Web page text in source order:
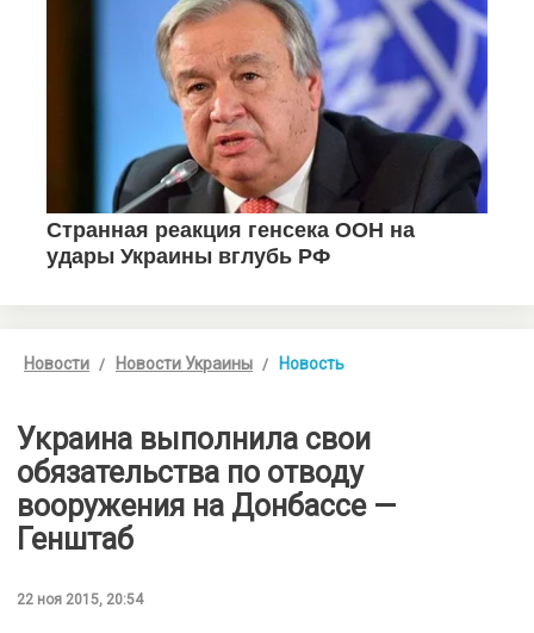
Новости Новости Украины Новость
Украина выполнила свои
обязательства по отводу
вооружения на Донбассе —
Генштаб
22 ноя 2015, 20:54